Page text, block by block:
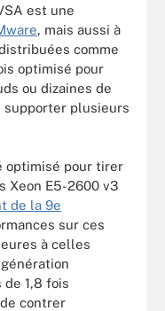
est une
, mais aussi à
comme
optimisé pour
ou dizaines de
supporter plusieurs
optimisé pour tirer
Xeon E5-2600 v3
de la 9e
sur ces
à celles
1,8 fois
contrer